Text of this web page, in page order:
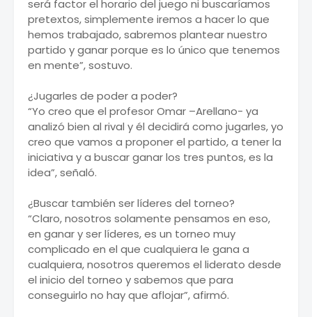
será factor el horario del juego ni buscaríamos
pretextos, simplemente iremos a hacer lo que
hemos trabajado, sabremos plantear nuestro
partido y ganar porque es lo único que tenemos
en mente”, sostuvo.
¿Jugarles de poder a poder?
“Yo creo que el profesor Omar –Arellano- ya
analizó bien al rival y él decidirá como jugarles, yo
creo que vamos a proponer el partido, a tener la
iniciativa y a buscar ganar los tres puntos, es la
idea”, señaló.
¿Buscar también ser líderes del torneo?
“Claro, nosotros solamente pensamos en eso,
en ganar y ser líderes, es un torneo muy
complicado en el que cualquiera le gana a
cualquiera, nosotros queremos el liderato desde
el inicio del torneo y sabemos que para
conseguirlo no hay que aflojar”, afirmó.